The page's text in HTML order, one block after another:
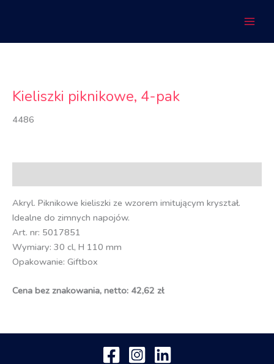
Kieliszki piknikowe, 4-pak
4486
Akryl. Piknikowe kieliszki ze wzorem imitującym kryształ.
Idealne do zimnych napojów.
Art. nr: 5017851
Wymiary: 30 cl, H 110 mm
Opakowanie: Giftbox
Cena bez znakowania, netto: 42,62 zł